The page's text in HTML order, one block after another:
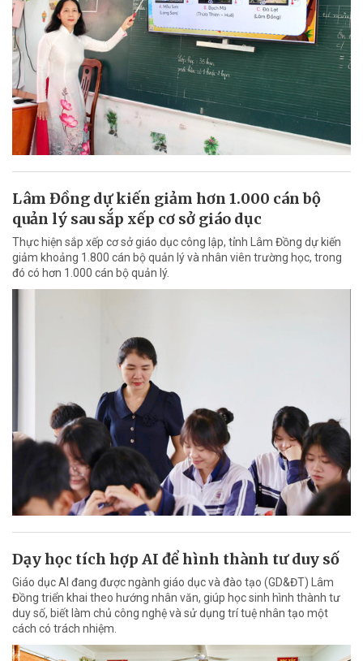
Lâm Đồng dự kiến giảm hơn 1.000 cán bộ
quản lý sau sắp xếp cơ sở giáo dục
Thực hiện sắp xếp cơ sở giáo dục công lập, tỉnh Lâm Đồng dự kiến
giảm khoảng 1.800 cán bộ quản lý và nhân viên trường học, trong
đó có hơn 1.000 cán bộ quản lý.
Dạy học tích hợp AI để hình thành tư duy số
Giáo dục AI đang được ngành giáo dục và đào tạo (GD&ĐT) Lâm
Đồng triển khai theo hướng nhân văn, giúp học sinh hình thành tư
duy số, biết làm chủ công nghệ và sử dụng trí tuệ nhân tạo một
cách có trách nhiệm.